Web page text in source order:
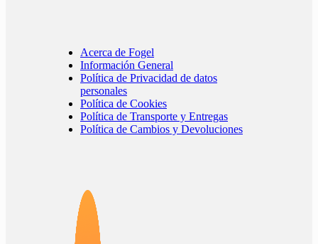
Acerca de Fogel
Información General
Política de Privacidad de datos
personales
Política de Cookies
Política de Transporte y Entregas
Política de Cambios y Devoluciones